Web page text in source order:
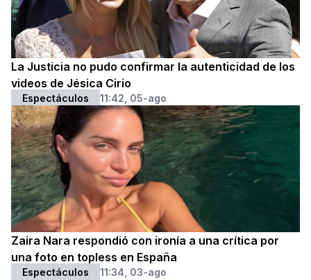
La Justicia no pudo confirmar la autenticidad de los
videos de Jésica Cirio
Espectáculos 11:42, 05-ago
Zaira Nara respondió con ironía a una crítica por
una foto en topless en España
Espectáculos 11:34, 03-ago